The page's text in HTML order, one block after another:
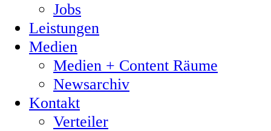
Jobs
Leistungen
Medien
Medien + Content Räume
Newsarchiv
Kontakt
Verteiler